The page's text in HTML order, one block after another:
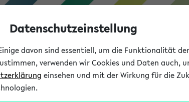
Datenschutzeinstellung
davon sind essentiell, um die Funktionalität
verwenden wir Cookies und Daten
einsehen und mit der Wirkung für die